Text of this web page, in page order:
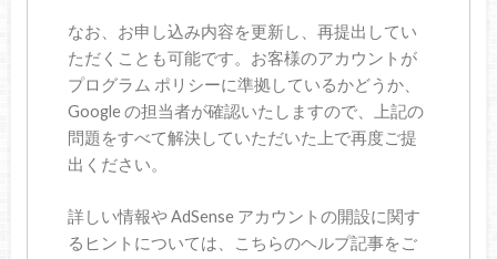
なお、お申し込み内容を更新し、再提出してい
ただくことも可能です。お客様のアカウントが
プログラム ポリシーに準拠しているかどうか、
Google の担当者が確認いたしますので、上記の
問題をすべて解決していただいた上で再度ご提
出ください。
詳しい情報や AdSense アカウントの開設に関す
るヒントについては、こちらのヘルプ記事をご